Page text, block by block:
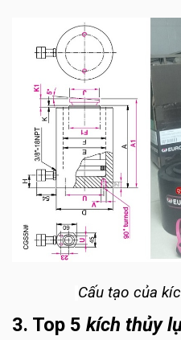
Cấu tạo của
3. Top 5 kích thủy